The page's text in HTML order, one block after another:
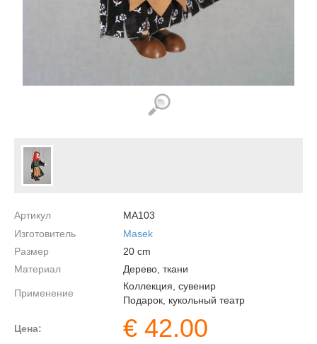
Артикул
MA103
Изготовитель
Masek
Размер
20 cm
Материал
Дерево, ткани
Применение
Коллекция, сувенир
Подарок, кукольный театр
Цена: € 42.00